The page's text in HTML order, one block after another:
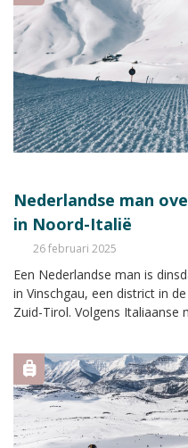
Nederlandse man
in Noord-Italië
26 februari 2025
Een Nederlandse man is
in Vinschgau, een district in
Zuid-Tirol. Volgens Italiaanse